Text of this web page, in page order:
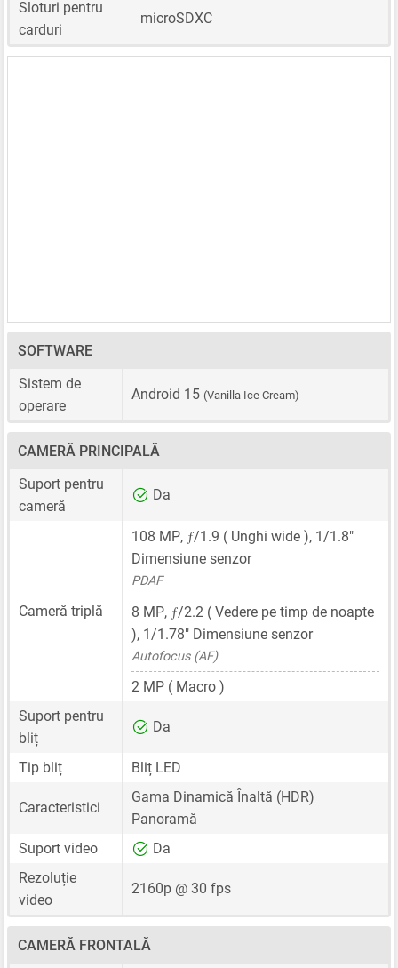
Sloturi pentru
carduri
microSDXC
SOFTWARE
Sistem de
operare
Android 15 (Vanilla Ice Cream)
CAMERĂ PRINCIPALĂ
Suport pentru
cameră
Da
Cameră triplă
108 MP, ƒ/1.9 ( Unghi wide ), 1/1.8"
Dimensiune senzor
PDAF
8 MP, ƒ/2.2 ( Vedere pe timp de noapte
), 1/1.78" Dimensiune senzor
Autofocus (AF)
2 MP ( Macro )
Suport pentru
bliț
Da
Tip bliț Bliț LED
Caracteristici
Gama Dinamică Înaltă (HDR)
Panoramă
Suport video
Da
Rezoluție
video
2160p @ 30 fps
CAMERĂ FRONTALĂ